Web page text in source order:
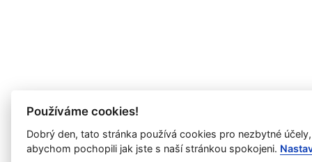
Používáme cookies!
Dobrý den, tato stránka používá cookies pro nezbytné
abychom pochopili jak jste s naší stránkou spokojeni.